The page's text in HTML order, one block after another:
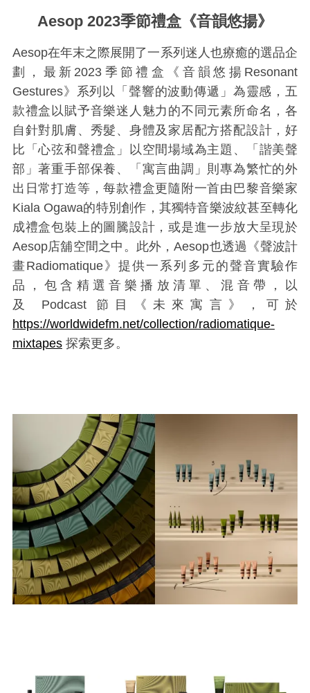
Aesop 2023季節禮盒《音韻悠揚》
Aesop在年末之際展開了一系列迷人也療癒的選品企
劃，最新2023季節禮盒《音韻悠揚Resonant
Gestures》系列以「聲響的波動傳遞」為靈感，五
款禮盒以賦予音樂迷人魅力的不同元素所命名，各
自針對肌膚、秀髮、身體及家居配方搭配設計，好
比「心弦和聲禮盒」以空間場域為主題、「諧美聲
部」著重手部保養、「寓言曲調」則專為繁忙的外
出日常打造等，每款禮盒更隨附一首由巴黎音樂家
Kiala Ogawa的特別創作，其獨特音樂波紋甚至轉化
成禮盒包裝上的圖騰設計，或是進一步放大呈現於
Aesop店舖空間之中。此外，Aesop也透過《聲波計
畫Radiomatique》提供一系列多元的聲音實驗作
品，包含精選音樂播放清單、混音帶，以
及
Podcast 節目《未來寓言》，可於
https://worldwidefm.net/collection/radiomatique-
mixtapes 探索更多。